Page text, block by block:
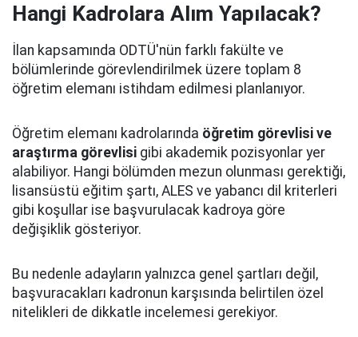
Hangi Kadrolara Alım Yapılacak?
İlan kapsamında ODTÜ'nün farklı fakülte ve
bölümlerinde görevlendirilmek üzere toplam 8
öğretim elemanı istihdam edilmesi planlanıyor.
Öğretim elemanı kadrolarında öğretim görevlisi ve
araştırma görevlisi gibi akademik pozisyonlar yer
alabiliyor. Hangi bölümden mezun olunması gerektiği,
lisansüstü eğitim şartı, ALES ve yabancı dil kriterleri
gibi koşullar ise başvurulacak kadroya göre
değişiklik gösteriyor.
Bu nedenle adayların yalnızca genel şartları değil,
başvuracakları kadronun karşısında belirtilen özel
nitelikleri de dikkatle incelemesi gerekiyor.